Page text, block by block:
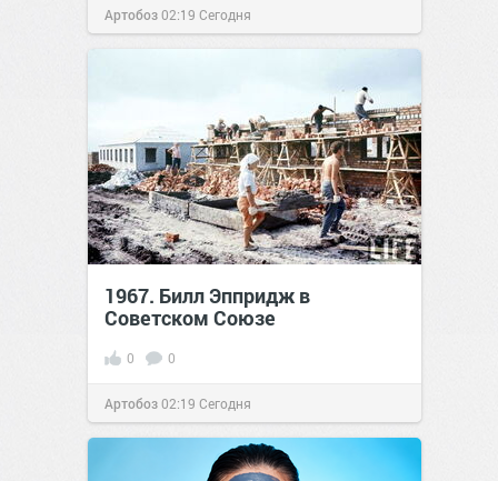
Артобоз02:19 Сегодня
1967. Билл Эппридж в
Советском Союзе
0 0
Артобоз02:19 Сегодня